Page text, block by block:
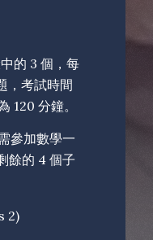
的 3 個，每
，考試時間
120 分鐘。
參加數學一
餘的 4 個子
2)